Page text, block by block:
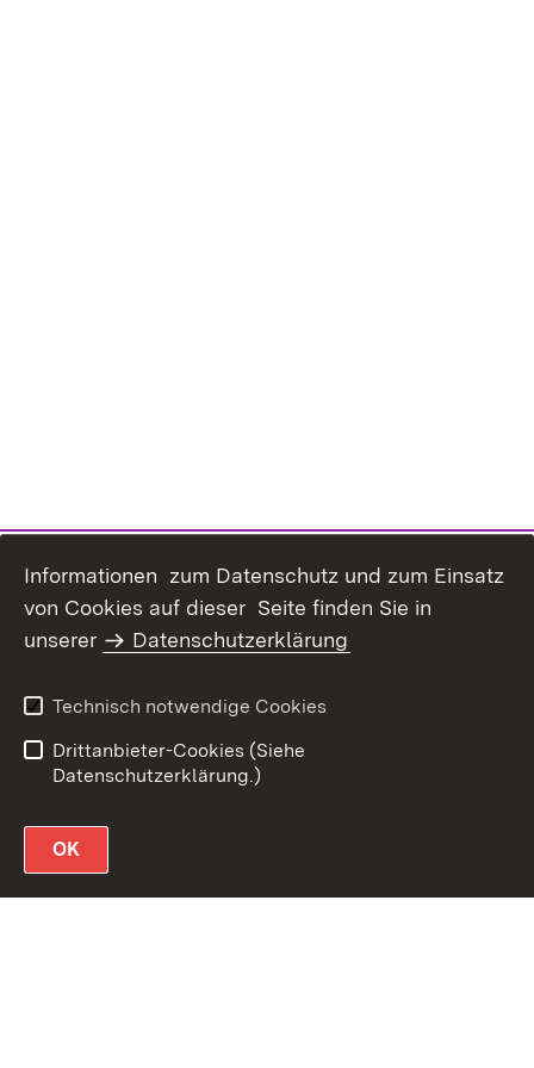
Informationen zum Datenschutz und zum Einsatz
von Cookies auf dieser Seite finden Sie in
unserer
Datenschutzerklärung
Technisch notwendige Cookies
Drittanbieter-Cookies (Siehe
Datenschutzerklärung.)
OK